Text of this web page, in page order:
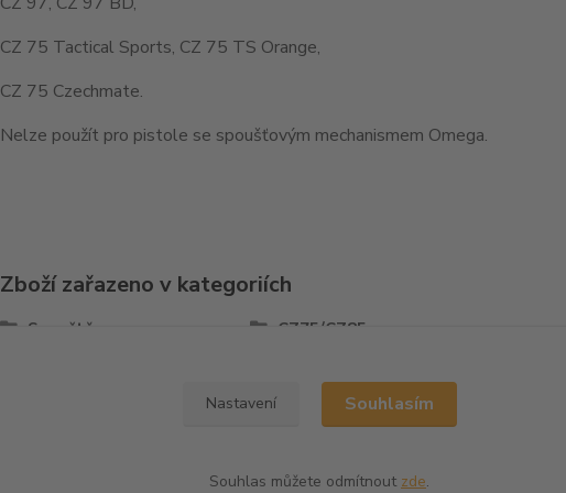
CZ 75 Tactical Sports, CZ 75 TS Orange,
CZ 75 Czechmate.
Nelze použít pro pistole se spoušťovým mechanismem Omega.
Zboží zařazeno v kategoriích
Spouště CZ75/CZ85
Nastavení Souhlasím
Souhlas můžete odmítnout zde.